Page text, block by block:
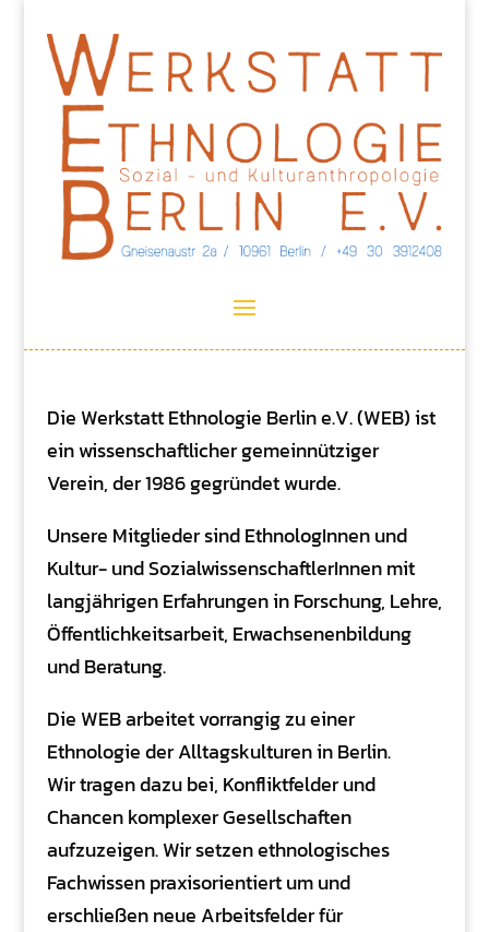
Die Werkstatt Ethnologie Berlin e.V. (WEB) ist
ein wissenschaftlicher gemeinnütziger
Verein, der 1986 gegründet wurde.
Unsere Mitglieder sind EthnologInnen und
Kultur- und SozialwissenschaftlerInnen mit
langjährigen Erfahrungen in Forschung, Lehre,
Öffentlichkeitsarbeit, Erwachsenenbildung
und Beratung.
Die WEB arbeitet vorrangig zu einer
Ethnologie der Alltagskulturen in Berlin.
Wir tragen dazu bei, Konfliktfelder und
Chancen komplexer Gesellschaften
aufzuzeigen. Wir setzen ethnologisches
Fachwissen praxisorientiert um und
erschließen neue Arbeitsfelder für